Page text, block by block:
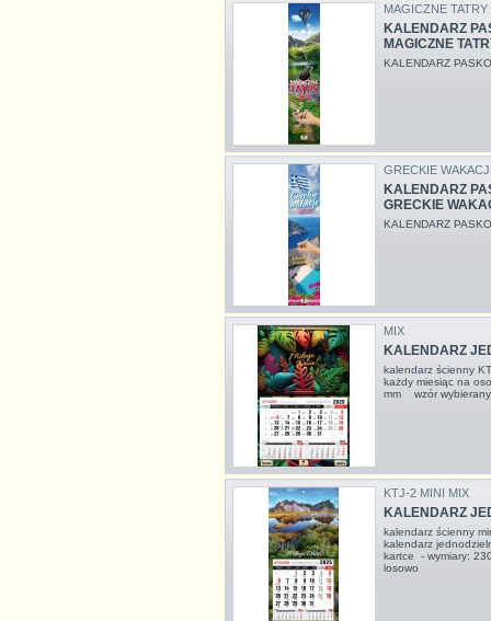
MAGICZNE TATRY
KALENDARZ
MAGICZNE
KALENDARZ
GRECKIE
KALENDARZ
GRECKIE
KALENDARZ
MIX
KALENDARZ
kalendarz ścienny
każdy miesiąc na
mm wzór
KTJ-2 MINI MIX
KALENDARZ
kalendarz ścienny
kalendarz
kartce - wymiary:
losowo